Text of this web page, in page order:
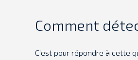
Comment
C’est pour répondre à cette